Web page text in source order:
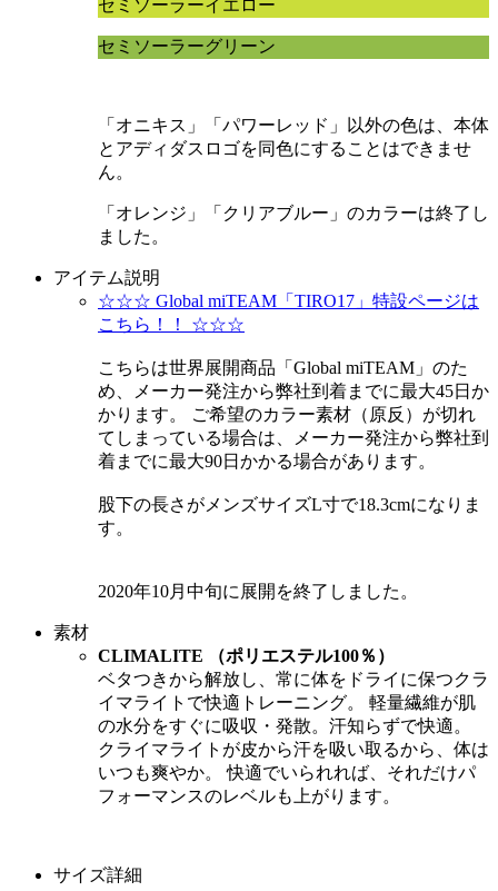
セミソーラーイエロー
セミソーラーグリーン
「オニキス」「パワーレッド」以外の色は、本体
とアディダスロゴを同色にすることはできませ
ん。
「オレンジ」「クリアブルー」のカラーは終了し
ました。
アイテム説明
☆☆☆ Global miTEAM「TIRO17」特設ページは
こちら！！ ☆☆☆
こちらは世界展開商品「Global miTEAM」のた
め、メーカー発注から弊社到着までに最大45日か
かります。 ご希望のカラー素材（原反）が切れ
てしまっている場合は、メーカー発注から弊社到
着までに最大90日かかる場合があります。
股下の長さがメンズサイズL寸で18.3cmになりま
す。
2020年10月中旬に展開を終了しました。
素材
CLIMALITE （ポリエステル100％）
ベタつきから解放し、常に体をドライに保つクラ
イマライトで快適トレーニング。 軽量繊維が肌
の水分をすぐに吸収・発散。汗知らずで快適。
クライマライトが皮から汗を吸い取るから、体は
いつも爽やか。 快適でいられれば、それだけパ
フォーマンスのレベルも上がります。
サイズ詳細